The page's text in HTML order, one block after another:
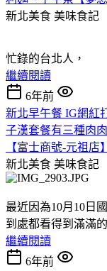
新北美食 美味食記
忙錄的台北人，
繼續閱讀
6年前
新北早午餐 IG網紅
子漢套餐有三種肉
【富士商號-元祖店】
新北美食 美味食記
最近因為10月10日
到處都看得到滿滿
繼續閱讀
6年前